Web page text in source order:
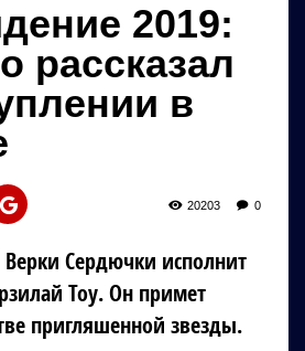
2019:
рассказал
в
20203 0
Верки Сердючки исполнит
Toy. Он примет
пригляшенной звезды.